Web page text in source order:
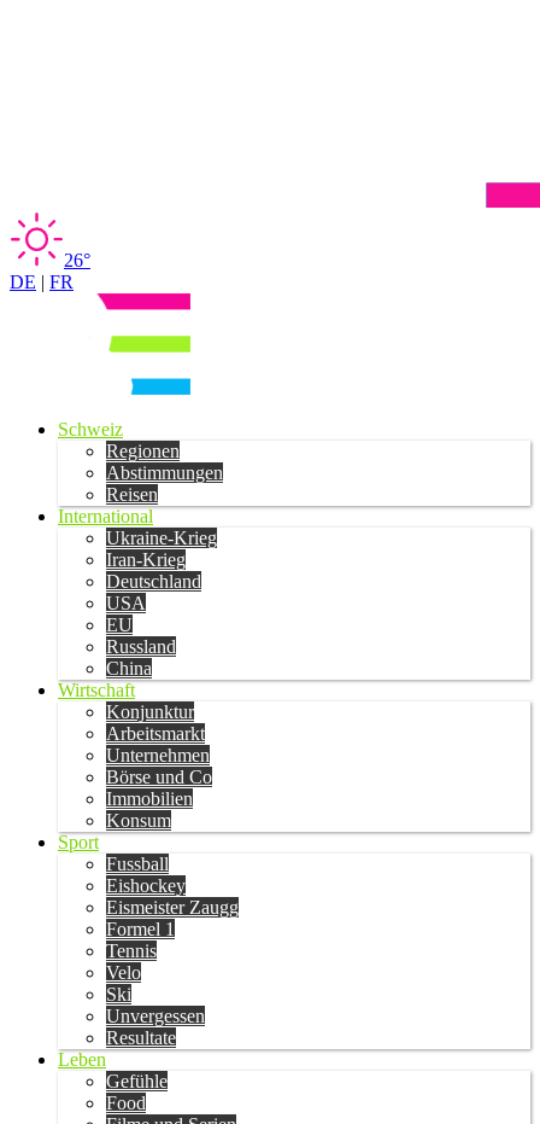
26°
DE | FR
Schweiz
Regionen
Abstimmungen
Reisen
International
Ukraine-Krieg
Iran-Krieg
Deutschland
USA
EU
Russland
China
Wirtschaft
Konjunktur
Arbeitsmarkt
Unternehmen
Börse und Co
Immobilien
Konsum
Sport
Fussball
Eishockey
Eismeister Zaugg
Formel 1
Tennis
Velo
Ski
Unvergessen
Resultate
Leben
Gefühle
Food